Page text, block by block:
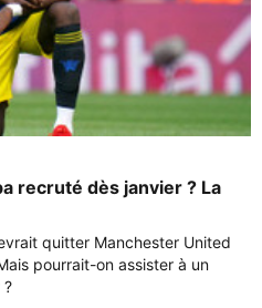
recruté dès janvier ? La
quitter Manchester United
pourrait-on assister à un
?